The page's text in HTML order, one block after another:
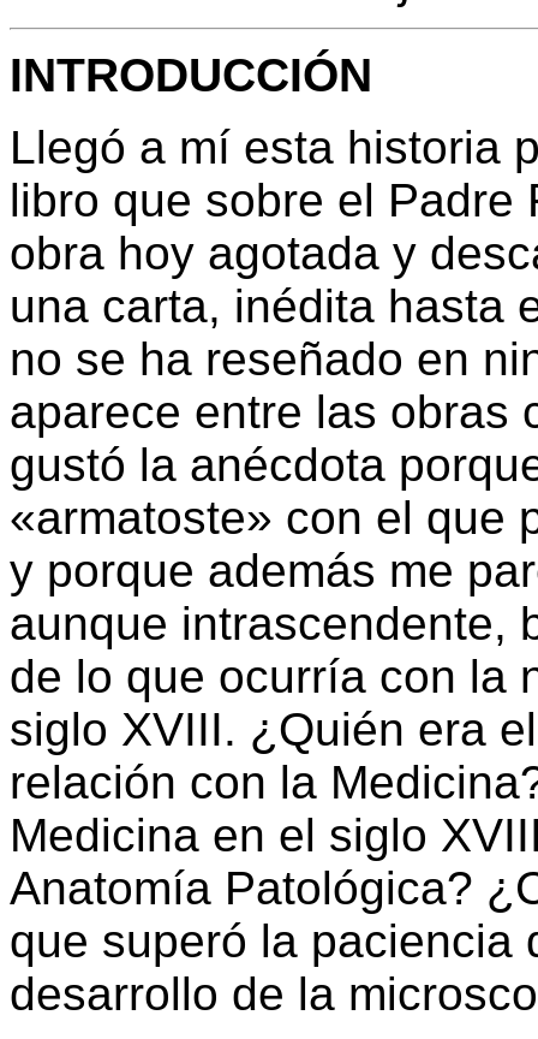
INTRODUCCIÓN
Llegó a mí esta historia
libro que sobre el Padre
obra hoy agotada y
una carta, inédita hasta
no se ha reseñado en
aparece entre las obras
gustó la anécdota
«armatoste» con el que
y porque además me
aunque intrascendente,
de lo que ocurría con la
siglo XVIII. ¿Quién era
relación con la
Medicina en el siglo
Anatomía Patológica?
que superó la paciencia
desarrollo de la